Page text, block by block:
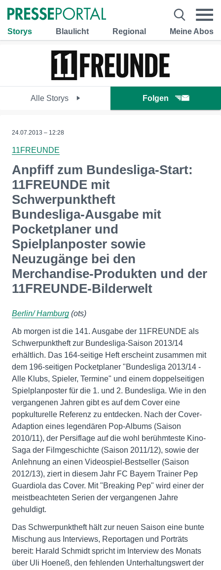
Storys Blaulicht Regional Meine Abos
Alle Storys Folgen
24.07.2013 – 12:28
11FREUNDE
Anpfiff zum Bundesliga-Start:
11FREUNDE mit
Schwerpunktheft
Bundesliga-Ausgabe mit
Pocketplaner und
Spielplanposter sowie
Neuzugänge bei den
Merchandise-Produkten und der
11FREUNDE-Bilderwelt
Berlin/ Hamburg (ots)
Ab morgen ist die 141. Ausgabe der 11FREUNDE als
Schwerpunktheft zur Bundesliga-Saison 2013/14
erhältlich. Das 164-seitige Heft erscheint zusammen mit
dem 196-seitigen Pocketplaner "Bundesliga 2013/14 -
Alle Klubs, Spieler, Termine" und einem doppelseitigen
Spielplanposter für die 1. und 2. Bundesliga. Wie in den
vergangenen Jahren gibt es auf dem Cover eine
popkulturelle Referenz zu entdecken. Nach der Cover-
Adaption eines legendären Pop-Albums (Saison
2010/11), der Persiflage auf die wohl berühmteste Kino-
Saga der Filmgeschichte (Saison 2011/12), sowie der
Anlehnung an einen Videospiel-Bestseller (Saison
2012/13), ziert in diesem Jahr FC Bayern Trainer Pep
Guardiola das Cover. Mit "Breaking Pep" wird einer der
meistbeachteten Serien der vergangenen Jahre
gehuldigt.
Das Schwerpunktheft hält zur neuen Saison eine bunte
Mischung aus Interviews, Reportagen und Porträts
bereit: Harald Schmidt spricht im Interview des Monats
über Uli Hoeneß, den fehlenden Unterhaltungswert der